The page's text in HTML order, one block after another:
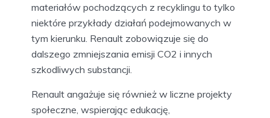
materiałów pochodzących z recyklingu to tylko
niektóre przykłady działań podejmowanych w
tym kierunku. Renault zobowiązuje się do
dalszego zmniejszania emisji CO2 i innych
szkodliwych substancji.
Renault angażuje się również w liczne projekty
społeczne, wspierając edukację,